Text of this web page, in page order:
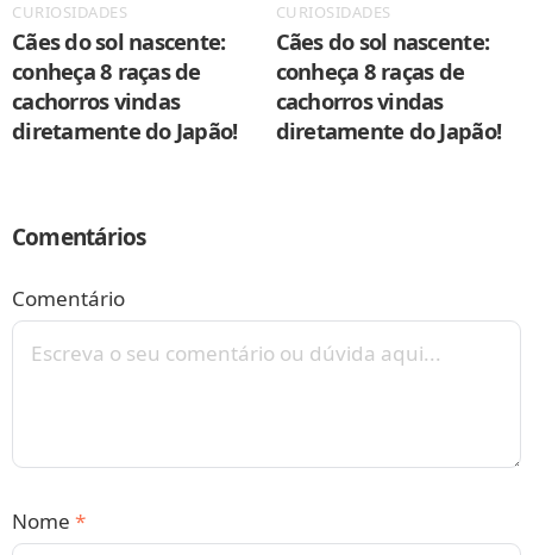
CURIOSIDADES
Cães do sol nascente:
conheça 8 raças de
cachorros vindas
diretamente do Japão!
CURIOSIDADES
Cães do sol nascente:
conheça 8 raças de
cachorros vindas
diretamente do Japão!
Comentários
Comentário
Nome *